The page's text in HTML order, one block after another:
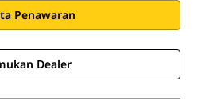
Penawaran
Dealer